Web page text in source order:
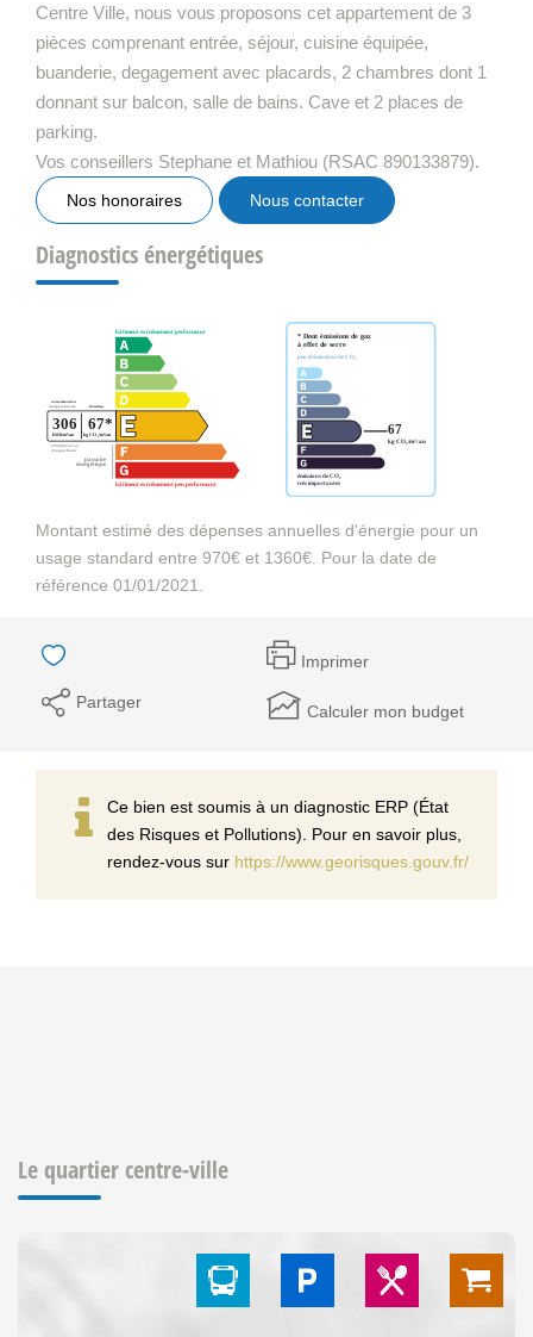
Centre Ville, nous vous proposons cet appartement de 3
pièces comprenant entrée, séjour, cuisine équipée,
buanderie, degagement avec placards, 2 chambres dont 1
donnant sur balcon, salle de bains. Cave et 2 places de
parking.
Vos conseillers Stephane et Mathiou (RSAC 890133879).
Nos honoraires Nous contacter
Diagnostics énergétiques
Montant estimé des dépenses annuelles d'énergie pour un
usage standard entre 970€ et 1360€. Pour la date de
référence 01/01/2021.
Imprimer
Partager Calculer mon budget
Ce bien est soumis à un diagnostic ERP (État
des Risques et Pollutions). Pour en savoir plus,
rendez-vous sur https://www.georisques.gouv.fr/
Le quartier centre-ville